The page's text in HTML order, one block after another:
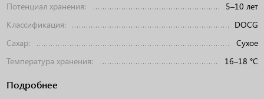
Потенциал хранения:
5–10 лет
Классификация:
DOCG
Сахар:
Сухое
Температура хранения:
16–18 °C
Подробнее